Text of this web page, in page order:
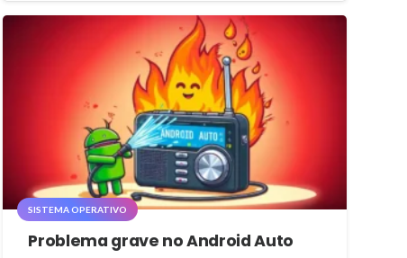
SISTEMA OPERATIVO
Problema grave no Android Auto